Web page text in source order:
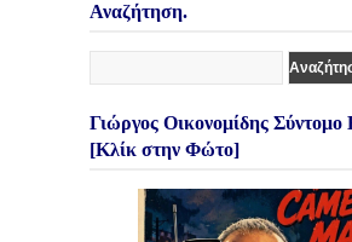
Αναζήτηση.
Γιώργος Οικονομίδης Σύντομο
[Κλίκ στην Φώτο]